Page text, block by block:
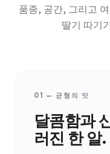
품종, 공간, 그리고
딸기 따기
01 — 균형의 맛
달콤함과
러진 한 알.